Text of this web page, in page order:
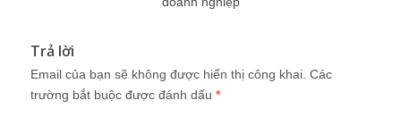
Trả lời
Email của bạn sẽ không được hiển thị công khai. Các
trường bắt buộc được đánh dấu *